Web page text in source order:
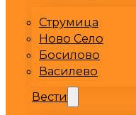
Струмица
Ново Село
Босилово
Василево
Вести